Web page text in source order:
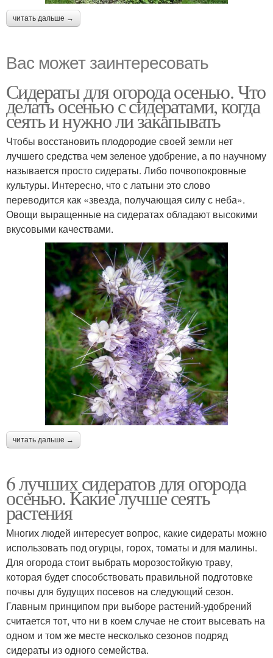
читать дальше →
Вас может заинтересовать
Сидераты для огорода осенью. Что
делать осенью с сидератами, когда
сеять и нужно ли закапывать
Чтобы восстановить плодородие своей земли нет
лучшего средства чем зеленое удобрение, а по научному
называется просто сидераты. Либо почвопокровные
культуры. Интересно, что с латыни это слово
переводится как «звезда, получающая силу с неба».
Овощи выращенные на сидератах обладают высокими
вкусовыми качествами.
читать дальше →
6 лучших сидератов для огорода
осенью. Какие лучше сеять
растения
Многих людей интересует вопрос, какие сидераты можно
использовать под огурцы, горох, томаты и для малины.
Для огорода стоит выбрать морозостойкую траву,
которая будет способствовать правильной подготовке
почвы для будущих посевов на следующий сезон.
Главным принципом при выборе растений-удобрений
считается тот, что ни в коем случае не стоит высевать на
одном и том же месте несколько сезонов подряд
сидераты из одного семейства.